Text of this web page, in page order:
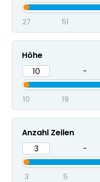
27 51
Höhe
-
10 19
Anzahl Zeilen
-
3 5